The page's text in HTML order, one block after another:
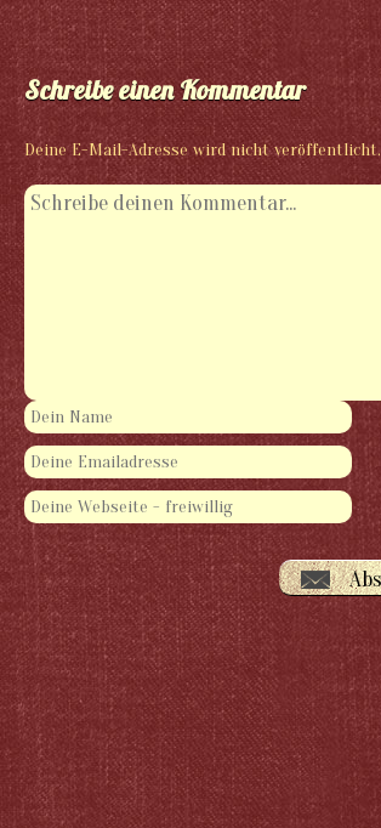
Schreibe einen Kommentar
Deine E-Mail-Adresse wird nicht veröffentlicht.